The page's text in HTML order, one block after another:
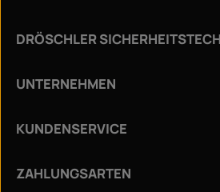
Kenntnis genommen und die
DRÖSCHLER
UNTERNEHMEN
KUNDENSERVICE
ZAHLUNGSARTEN